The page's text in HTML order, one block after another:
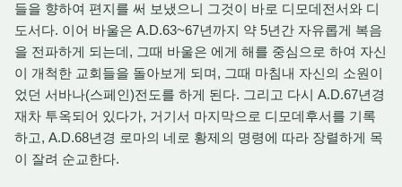
들을 향하여 편지를 써 보냈으니 그것이 바로 디모데전서와 디
도서다. 이어 바울은 A.D.63~67년까지 약 5년간 자유롭게 복음
을 전파하게 되는데, 그때 바울은 에게 해를 중심으로 하여 자신
이 개척한 교회들을 돌아보게 되며, 그때 마침내 자신의 소원이
었던 서바나(스페인)전도를 하게 된다. 그리고 다시 A.D.67년경
재차 투옥되어 있다가, 거기서 마지막으로 디모데후서를 기록
하고, A.D.68년경 로마의 네로 황제의 명령에 따라 장렬하게 목
이 잘려 순교한다.